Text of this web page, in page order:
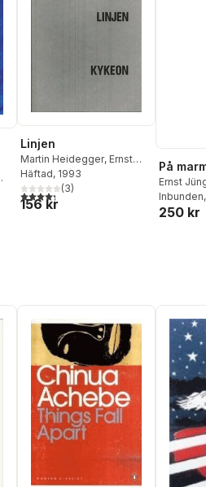
Linjen
Martin Heidegger, Ernst
Jünger
Häftad, 1993
4,3utav 5 stjärnor. Totalt antal röster:
(3)
156 kr
På
Ernst
Inbunden
250 kr